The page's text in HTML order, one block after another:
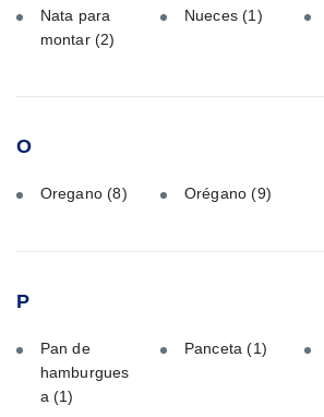
Nata para
montar (2)
Nueces(1)
O
Oregano(8) Orégano(9)
P
Pan de
hamburgues
a (1)
Panceta(1)